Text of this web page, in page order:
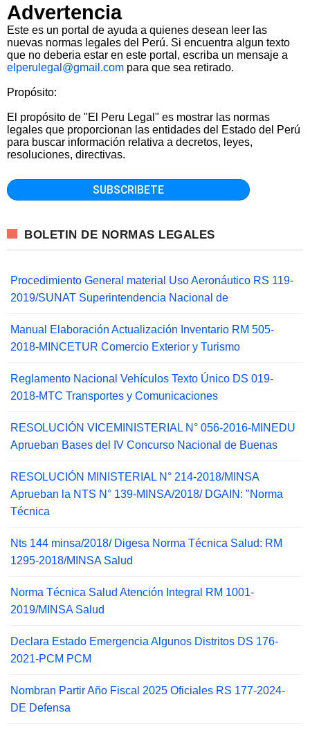
Advertencia
Este es un portal de ayuda a quienes desean leer las
nuevas normas legales del Perú. Si encuentra algun texto
que no deberia estar en este portal, escriba un mensaje a
elperulegal@gmail.com para que sea retirado.
Propósito:
El propósito de "El Peru Legal" es mostrar las normas
legales que proporcionan las entidades del Estado del Perú
para buscar información relativa a decretos, leyes,
resoluciones, directivas.
BOLETIN DE NORMAS LEGALES
Procedimiento General material Uso Aeronáutico RS 119-
2019/SUNAT Superintendencia Nacional de
Manual Elaboración Actualización Inventario RM 505-
2018-MINCETUR Comercio Exterior y Turismo
Reglamento Nacional Vehículos Texto Único DS 019-
2018-MTC Transportes y Comunicaciones
RESOLUCIÓN VICEMINISTERIAL N° 056-2016-MINEDU
Aprueban Bases del IV Concurso Nacional de Buenas
RESOLUCIÓN MINISTERIAL N° 214-2018/MINSA
Aprueban la NTS N° 139-MINSA/2018/ DGAIN: "Norma
Técnica
Nts 144 minsa/2018/ Digesa Norma Técnica Salud: RM
1295-2018/MINSA Salud
Norma Técnica Salud Atención Integral RM 1001-
2019/MINSA Salud
Declara Estado Emergencia Algunos Distritos DS 176-
2021-PCM PCM
Nombran Partir Año Fiscal 2025 Oficiales RS 177-2024-
DE Defensa